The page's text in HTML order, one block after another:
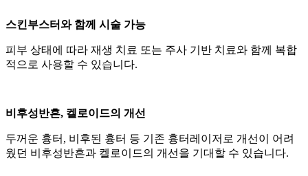
스킨부스터와 함께 시술 가능
피부 상태에 따라 재생 치료 또는 주사 기반 치료와 함께 복합
적으로 사용할 수 있습니다.
비후성반흔, 켈로이드의 개선
두꺼운 흉터, 비후된 흉터 등 기존 흉터레이저로 개선이 어려
웠던 비후성반흔과 켈로이드의 개선을 기대할 수 있습니다.